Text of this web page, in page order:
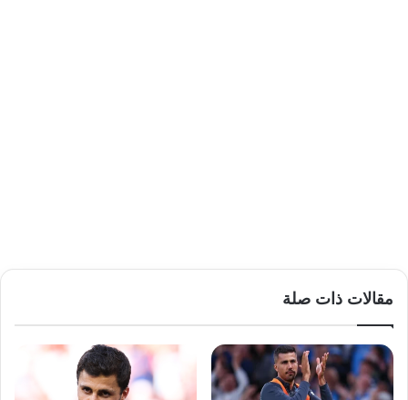
مقالات ذات صلة